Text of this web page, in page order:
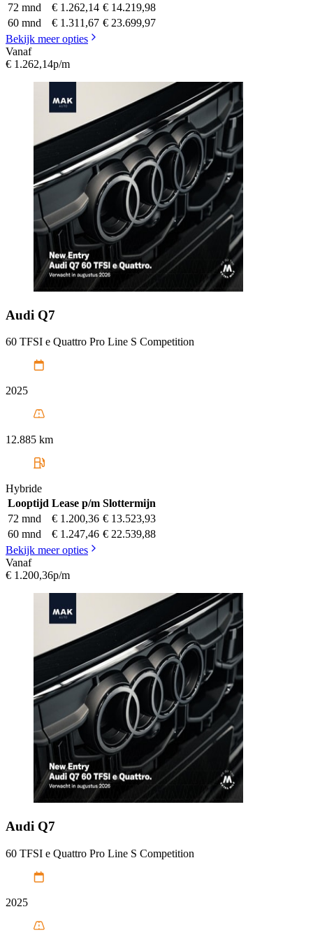
72 mnd
€ 1.262,14 € 14.219,98
60 mnd
€ 1.311,67 € 23.699,97
Bekijk meer opties
Vanaf
€ 1.262,14p/m
Audi Q7
60 TFSI e Quattro Pro Line S Competition
2025
12.885 km
Hybride
Looptijd Lease p/m Slottermijn
72 mnd
€ 1.200,36 € 13.523,93
60 mnd
€ 1.247,46 € 22.539,88
Bekijk meer opties
Vanaf
€ 1.200,36p/m
Audi Q7
60 TFSI e Quattro Pro Line S Competition
2025